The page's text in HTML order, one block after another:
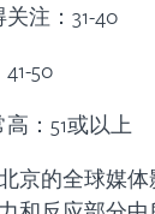
注：31-40
50
：51或以上
京的全球媒